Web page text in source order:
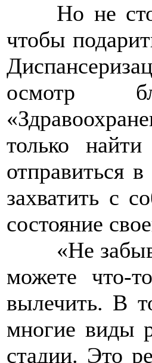
Но не
чтобы
осмотр
только
отправиться
захватить с
состояние
«Не
можете что-
вылечить. В
многие виды
стадии. Это